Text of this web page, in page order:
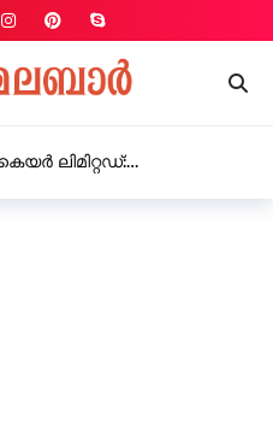
ലിമിറ്റഡ്: